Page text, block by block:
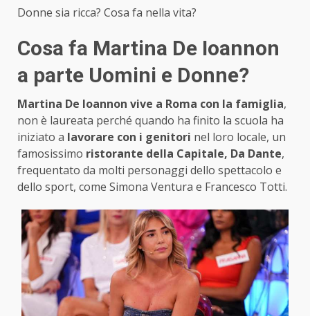
Donne sia ricca? Cosa fa nella vita?
Cosa fa Martina De Ioannon
a parte Uomini e Donne?
Martina De Ioannon vive a Roma con la famiglia,
non è laureata perché quando ha finito la scuola ha
iniziato a lavorare con i genitori nel loro locale, un
famosissimo ristorante della Capitale, Da Dante,
frequentato da molti personaggi dello spettacolo e
dello sport, come Simona Ventura e Francesco Totti.